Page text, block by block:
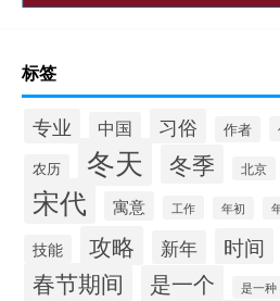
标签
专业 中国 习俗 作者
农历 冬天 冬季 北京
宋代 寓意 工作 年初
技能 攻略 新年 时间
春节期间 是一个 是一种